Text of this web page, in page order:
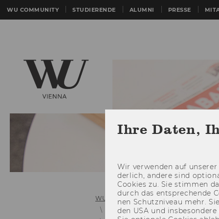
WU COMMUNITY STUDIERENDE ALUMNI PRESSE
WU (Wirtschaftsuniversität Wien)
Links zu älteren
Ihre Daten,
Wir ver­wen­den auf
der­lich, an­de­re sind
Coo­kies zu. Sie stim­men
durch das ent­spre­chen­de
nen Schutz­ni­veau mehr.
den USA und